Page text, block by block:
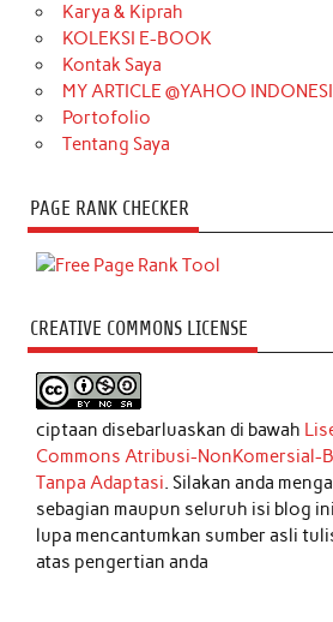
Karya & Kiprah
KOLEKSI E-BOOK
Kontak Saya
MY ARTICLE @YAHOO
Portofolio
Tentang Saya
PAGE RANK CHECKER
CREATIVE COMMONS LICENSE
ciptaan disebarluaskan di bawah
Commons Atribusi-NonKomersial-
Tanpa Adaptasi . Silakan anda
sebagian maupun seluruh isi blog
lupa mencantumkan sumber asli
atas pengertian anda